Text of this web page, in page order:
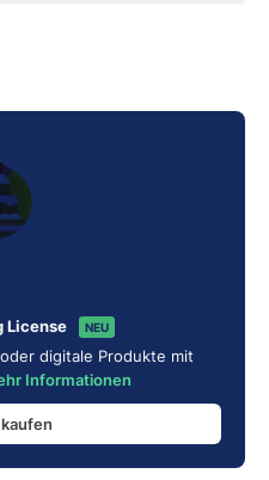
License NEU
digitale Produkte mit
Informationen